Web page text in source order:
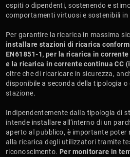
ospiti o dipendenti, sostenendo e
comportamenti virtuosi e sostenibili in
Per garantire la ricarica in massima
installare stazioni di ricarica
EN61851-1, per la ricarica in
e la ricarica in corrente continua CC
oltre che di ricaricare in sicurezza,
disponibile a seconda della tipologia o
stazione.
​​​​​​​Indipendentemente dalla tipologia di
intende installare all'interno di un
aperto al pubblico, è importante poter
alla ricarica degli utilizzatori tramite
riconoscimento. Per monitorare in